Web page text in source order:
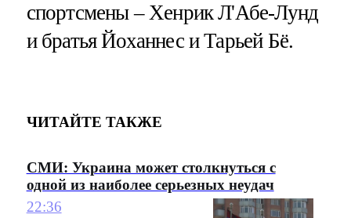
спортсмены – Хенрик Л'Абе-Лунд
и братья Йоханнес и Тарьей Бё.
ЧИТАЙТЕ ТАКЖЕ
СМИ: Украина может столкнуться с
одной из наиболее серьезных неудач
22:36